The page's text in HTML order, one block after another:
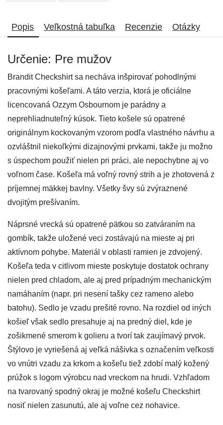
Popis Veľkostná tabuľka Recenzie Otázky
Určenie: Pre mužov
Brandit Checkshirt sa necháva inšpirovať pohodlnými
pracovnými košeľami. A táto verzia, ktorá je oficiálne
licencovaná Ozzym Osbournom je parádny a
neprehliadnuteľný kúsok. Tieto košele sú opatrené
originálnym kockovaným vzorom podľa vlastného návrhu a
ozvláštnil niekoľkými dizajnovými prvkami, takže ju možno
s úspechom použiť nielen pri práci, ale nepochybne aj vo
voľnom čase. Košeľa má voľný rovný strih a je zhotovená z
príjemnej mäkkej bavlny. Všetky švy sú zvýraznené
dvojitým prešívaním.
Náprsné vrecká sú opatrené pätkou so zatváraním na
gombík, takže uložené veci zostávajú na mieste aj pri
aktívnom pohybe. Materiál v oblasti ramien je zdvojený.
Košeľa teda v citlivom mieste poskytuje dostatok ochrany
nielen pred chladom, ale aj pred prípadným mechanickým
namáhaním (napr. pri nesení tašky cez rameno alebo
batohu). Sedlo je vzadu prešité rovno. Na rozdiel od iných
košieľ však sedlo presahuje aj na predný diel, kde je
zošikmené smerom k golieru a tvorí tak zaujímavý prvok.
Štýlovo je vyriešená aj veľká nášivka s označením veľkosti
vo vnútri vzadu za krkom a košeľu tiež zdobí malý kožený
prúžok s logom výrobcu nad vreckom na hrudi. Vzhľadom
na tvarovaný spodný okraj je možné košeľu Checkshirt
nosiť nielen zasunutú, ale aj voľne cez nohavice.